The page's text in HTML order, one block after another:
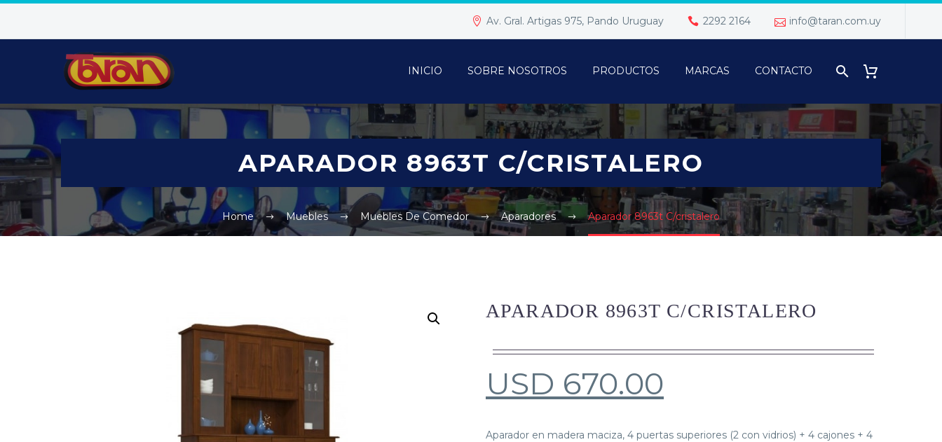
Av. Gral. Artigas 975, Pando Uruguay 2292 2164 info@taran.com.uy
INICIO SOBRE NOSOTROS PRODUCTOS MARCAS CONTACTO
APARADOR 8963T C/CRISTALERO
Home Muebles Muebles De Comedor Aparadores Aparador 8963t C/cristalero
APARADOR 8963T C/CRISTALERO
USD 670.00
Aparador en madera maciza, 4 puertas superiores (2 con vidrios) + 4 cajones + 4